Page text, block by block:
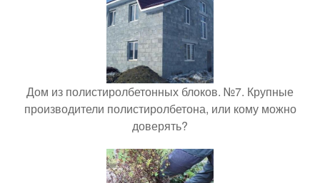
Дом из полистиролбетонных блоков. №7. Крупные
производители полистиролбетона, или кому можно
доверять?